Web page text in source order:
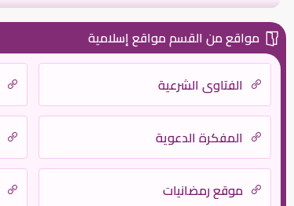
مواقع من القسم مواقع إسلامية
الفتاوى الشرعية
المفكرة الدعوية
موقع رمضانيات